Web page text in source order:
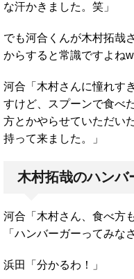
な汗かきました。笑」
でも河合くんが木村拓哉
からすると常識ですよねw
河合「木村さんに憧れす
すけど、スプーンで食べ
方とかやらせていただい
持って来ました。」
木村拓哉のハンバ
河合「木村さん、食べ方
「ハンバーガーってみな
浜田「分かるわ！」